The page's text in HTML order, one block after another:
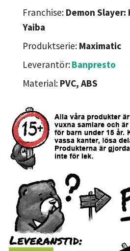
Franchise: Demon Slayer:
Yaiba
Produktserie: Maximatic
Leverantör:Banpresto
Material: PVC, ABS